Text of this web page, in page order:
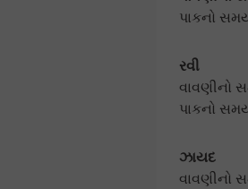
પાકનો
રવી
વાવણીનો
પાકનો
ઝાયદ
વાવણીનો